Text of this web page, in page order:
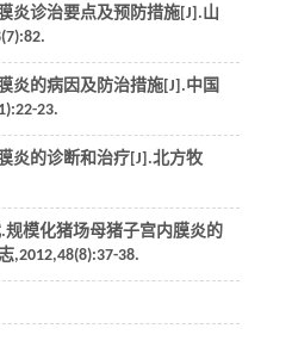
炎诊治要点及预防措施[J]. 山
(7):82.
炎的病因及防治措施[J].中国
23.
炎的诊断和治疗[J].北方牧
模化猪场母猪子宫内膜炎的
,2012,48(8):37-38.